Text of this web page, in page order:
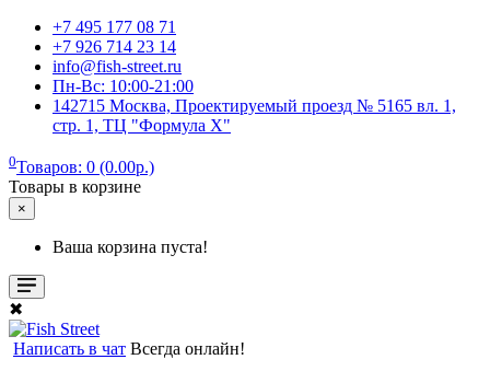
+7 495 177 08 71
+7 926 714 23 14
info@fish-street.ru
Пн-Вс: 10:00-21:00
142715 Москва, Проектируемый проезд № 5165 вл. 1,
стр. 1, ТЦ "Формула X"
0Товаров: 0 (0.00р.)
Товары в корзине
×
Ваша корзина пуста!
✖
Написать в чат Всегда онлайн!